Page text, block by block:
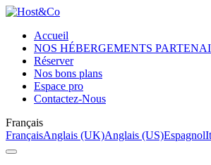
Accueil
NOS HÉBERGEMENTS
Réserver
Nos bons plans
Espace pro
Contactez-Nous
Français
FrançaisAnglais (UK)Anglais (US)Espagnol